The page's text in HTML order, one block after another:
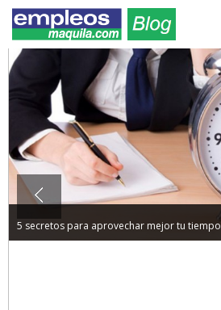
5 secretos para aprovechar mejor tu tiempo